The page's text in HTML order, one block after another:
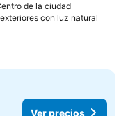
de la ciudad
con luz natural
Ver precios